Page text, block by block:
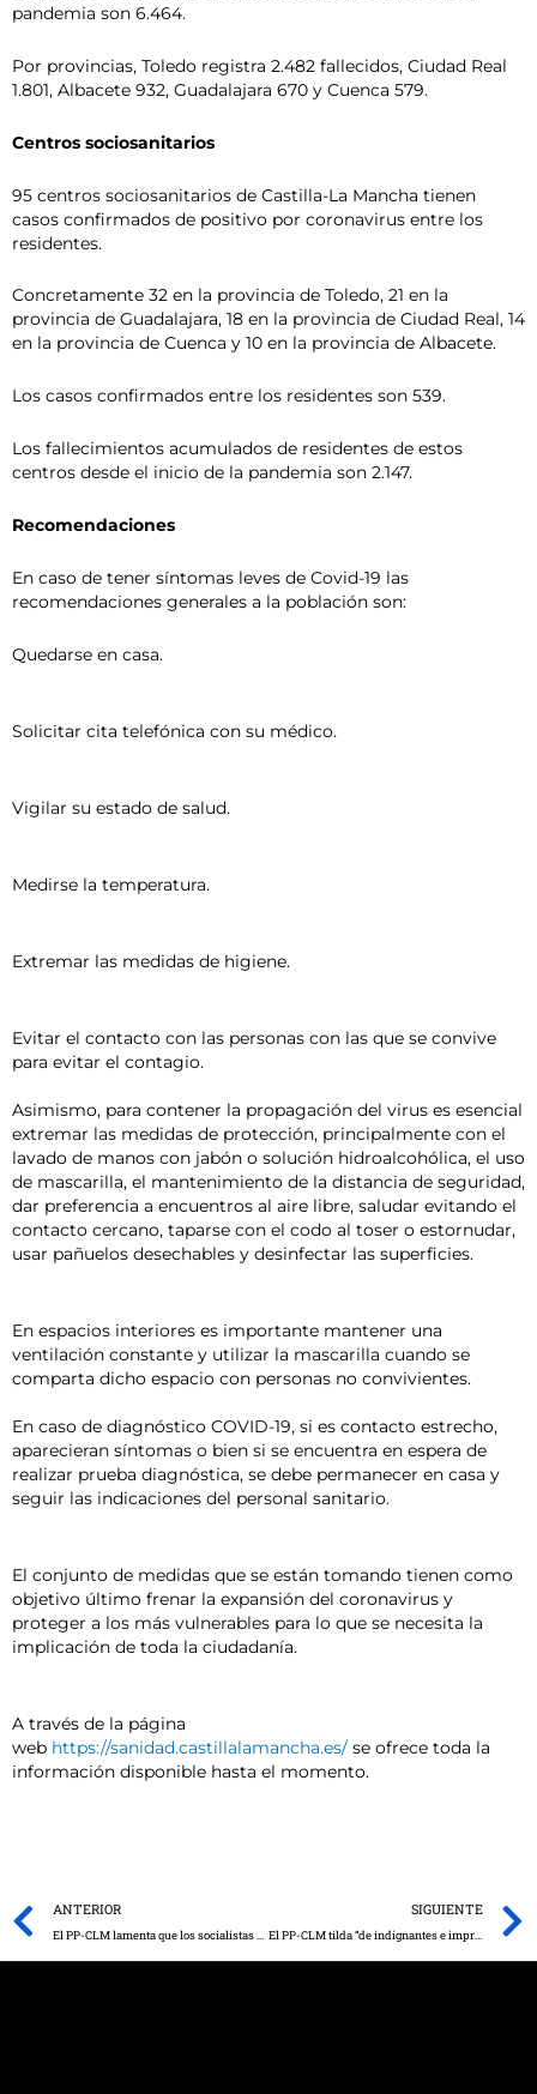
pandemia son 6.464.
Por provincias, Toledo registra 2.482 fallecidos, Ciudad Real
1.801, Albacete 932, Guadalajara 670 y Cuenca 579.
Centros sociosanitarios
95 centros sociosanitarios de Castilla-La Mancha tienen
casos confirmados de positivo por coronavirus entre los
residentes.
Concretamente 32 en la provincia de Toledo, 21 en la
provincia de Guadalajara, 18 en la provincia de Ciudad Real, 14
en la provincia de Cuenca y 10 en la provincia de Albacete.
Los casos confirmados entre los residentes son 539.
Los fallecimientos acumulados de residentes de estos
centros desde el inicio de la pandemia son 2.147.
Recomendaciones
En caso de tener síntomas leves de Covid-19 las
recomendaciones generales a la población son:
Quedarse en casa.
Solicitar cita telefónica con su médico.
Vigilar su estado de salud.
Medirse la temperatura.
Extremar las medidas de higiene.
Evitar el contacto con las personas con las que se convive
para evitar el contagio.
Asimismo, para contener la propagación del virus es esencial
extremar las medidas de protección, principalmente con el
lavado de manos con jabón o solución hidroalcohólica, el uso
de mascarilla, el mantenimiento de la distancia de seguridad,
dar preferencia a encuentros al aire libre, saludar evitando el
contacto cercano, taparse con el codo al toser o estornudar,
usar pañuelos desechables y desinfectar las superficies.
En espacios interiores es importante mantener una
ventilación constante y utilizar la mascarilla cuando se
comparta dicho espacio con personas no convivientes.
En caso de diagnóstico COVID-19, si es contacto estrecho,
aparecieran síntomas o bien si se encuentra en espera de
realizar prueba diagnóstica, se debe permanecer en casa y
seguir las indicaciones del personal sanitario.
El conjunto de medidas que se están tomando tienen como
objetivo último frenar la expansión del coronavirus y
proteger a los más vulnerables para lo que se necesita la
implicación de toda la ciudadanía.
A través de la página
web https://sanidad.castillalamancha.es/ se ofrece toda la
información disponible hasta el momento.
Prev
ANTERIOR SIGUIENTE
El PP-CLM tilda “de indignantes e impropias” las declaraciones del alcalde de Cabanillas del Campo en las que acusa al personal sanitario “de la pésima atención sanitaria”